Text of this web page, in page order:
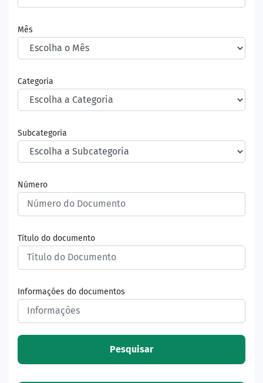
Mês
Categoria
Subcategoria
Número
Título do documento
Informações do documentos
Pesquisar